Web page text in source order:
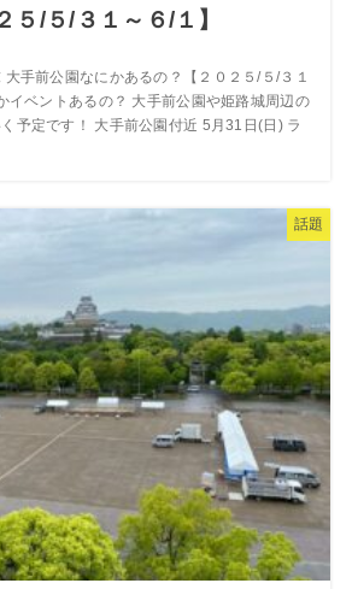
５/５/３１～６/１】
大手前公園なにかあるの？【２０２５/５/３１
イベントあるの？ 大手前公園や姫路城周辺の
予定です！ 大手前公園付近 5月31日(日) ラ
話題